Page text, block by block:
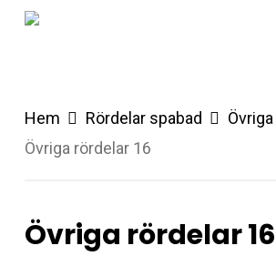
Skip
Hem Rördelar spabad
Övriga rördelar 16
Övriga rördelar 16